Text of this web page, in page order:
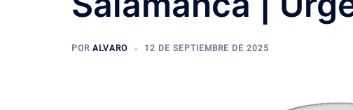
POR ALVARO 12 DE SEPTIEMBRE DE 2025